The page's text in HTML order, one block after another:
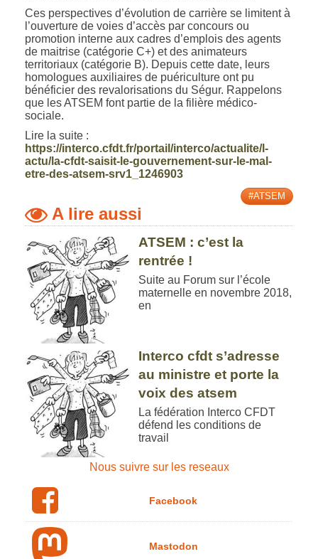
Ces perspectives d’évolution de carrière se limitent à
l’ouverture de voies d’accès par concours ou
promotion interne aux cadres d’emplois des agents
de maitrise (catégorie C+) et des animateurs
territoriaux (catégorie B). Depuis cette date, leurs
homologues auxiliaires de puériculture ont pu
bénéficier des revalorisations du Ségur. Rappelons
que les ATSEM font partie de la filière médico-
sociale.
Lire la suite :
https://interco.cfdt.fr/portail/interco/actualite/l-
actu/la-cfdt-saisit-le-gouvernement-sur-le-mal-
etre-des-atsem-srv1_1246903
#ATSEM
A lire aussi
ATSEM : c’est la
rentrée !
Suite au Forum sur l’école
maternelle en novembre 2018,
en
Interco cfdt s’adresse
au ministre et porte la
voix des atsem
La fédération Interco CFDT
défend les conditions de
travail
Nous suivre sur les reseaux
Facebook
Mastodon